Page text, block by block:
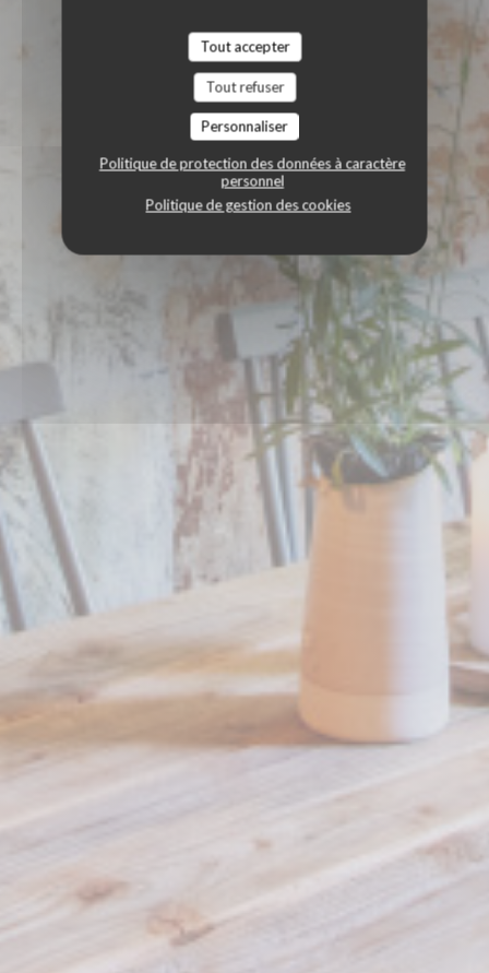
Tout accepter
Tout refuser
Personnaliser
Politique de protection des données à caractère
personnel
Politique de gestion des cookies